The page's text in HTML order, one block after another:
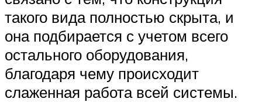
такого вида полностью скрыта, и
она подбирается с учетом всего
остального оборудования,
благодаря чему происходит
слаженная работа всей системы.